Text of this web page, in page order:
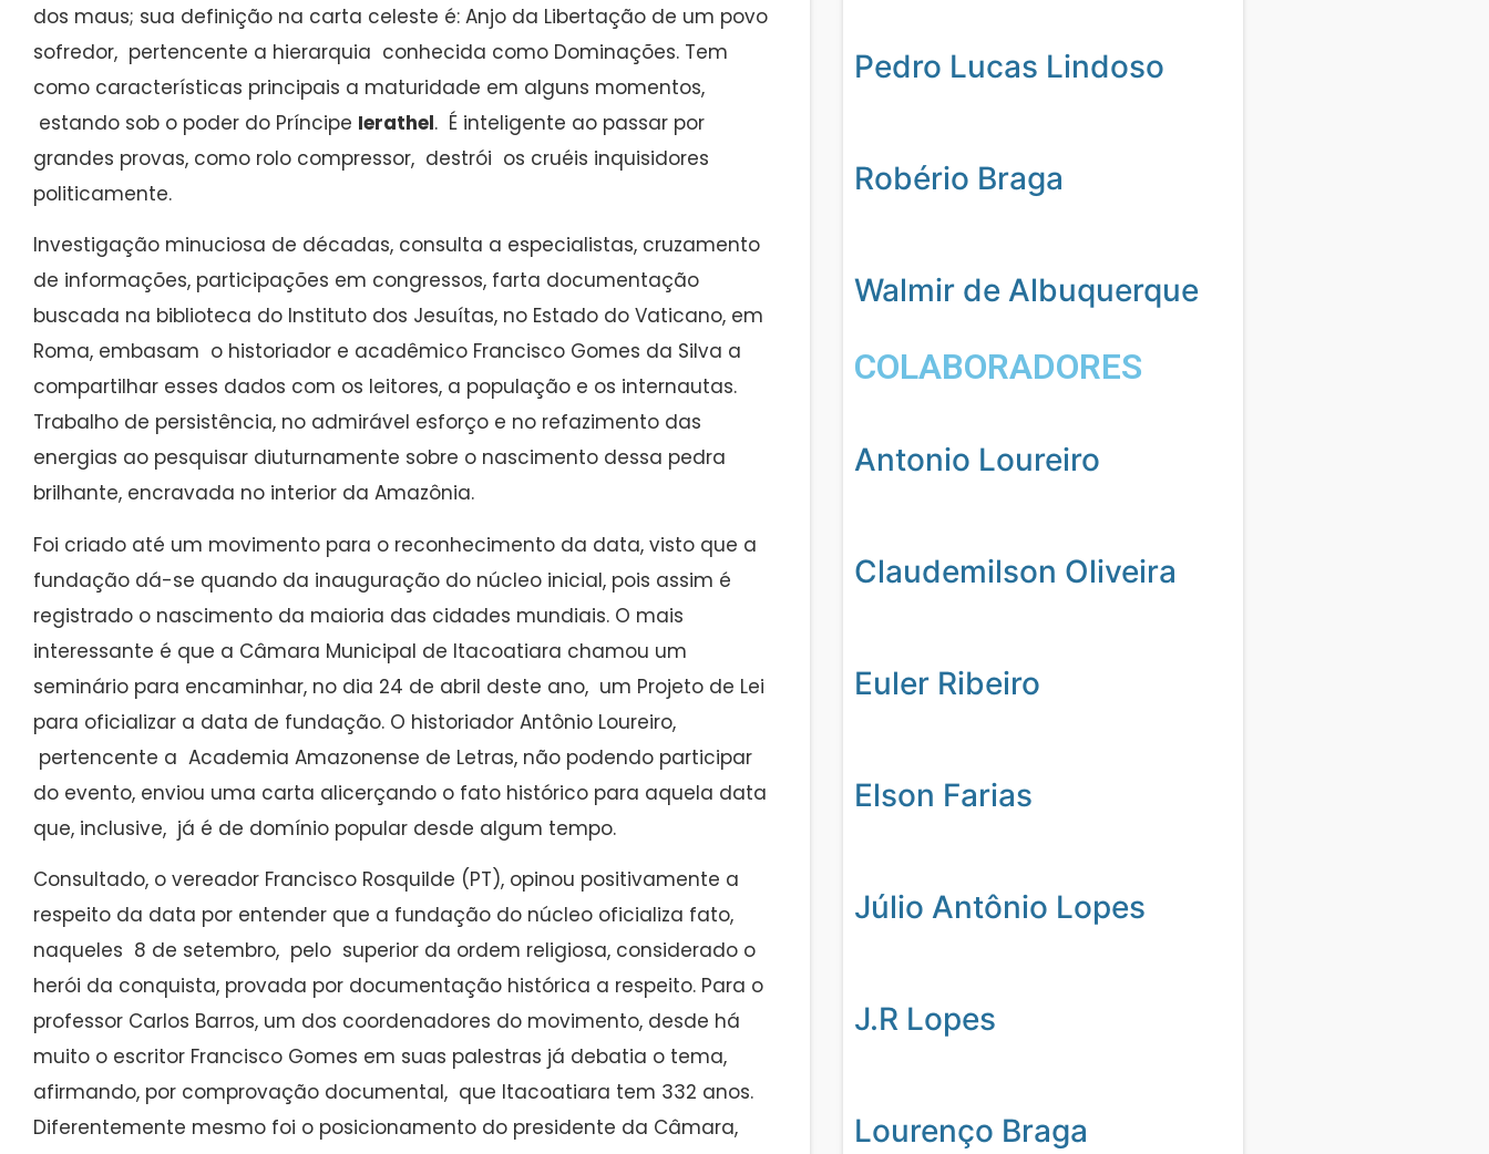
dos maus; sua definição na carta celeste é: Anjo da Libertação de um povo
sofredor, pertencente a hierarquia conhecida como Dominações. Tem
como características principais a maturidade em alguns momentos,
estando sob o poder do Príncipe Ierathel. É inteligente ao passar por
grandes provas, como rolo compressor, destrói os cruéis inquisidores
politicamente.
Investigação minuciosa de décadas, consulta a especialistas, cruzamento
de informações, participações em congressos, farta documentação
buscada na biblioteca do Instituto dos Jesuítas, no Estado do Vaticano, em
Roma, embasam o historiador e acadêmico Francisco Gomes da Silva a
compartilhar esses dados com os leitores, a população e os internautas.
Trabalho de persistência, no admirável esforço e no refazimento das
energias ao pesquisar diuturnamente sobre o nascimento dessa pedra
brilhante, encravada no interior da Amazônia.
Foi criado até um movimento para o reconhecimento da data, visto que a
fundação dá-se quando da inauguração do núcleo inicial, pois assim é
registrado o nascimento da maioria das cidades mundiais. O mais
interessante é que a Câmara Municipal de Itacoatiara chamou um
seminário para encaminhar, no dia 24 de abril deste ano, um Projeto de Lei
para oficializar a data de fundação. O historiador Antônio Loureiro,
pertencente a Academia Amazonense de Letras, não podendo participar
do evento, enviou uma carta alicerçando o fato histórico para aquela data
que, inclusive, já é de domínio popular desde algum tempo.
Consultado, o vereador Francisco Rosquilde (PT), opinou positivamente a
respeito da data por entender que a fundação do núcleo oficializa fato,
naqueles 8 de setembro, pelo superior da ordem religiosa, considerado o
herói da conquista, provada por documentação histórica a respeito. Para o
professor Carlos Barros, um dos coordenadores do movimento, desde há
muito o escritor Francisco Gomes em suas palestras já debatia o tema,
afirmando, por comprovação documental, que Itacoatiara tem 332 anos.
Diferentemente mesmo foi o posicionamento do presidente da Câmara,
Pedro Lucas Lindoso
Robério Braga
Walmir de Albuquerque
COLABORADORES
Antonio Loureiro
Claudemilson Oliveira
Euler Ribeiro
Elson Farias
Júlio Antônio Lopes
J.R Lopes
Lourenço Braga